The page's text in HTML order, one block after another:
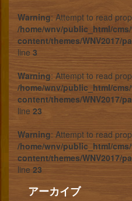
Warning: Attempt to read
/home/wnv/public_html/
content/themes/WNV2017/
line 3
Warning: Attempt to read
/home/wnv/public_html/
content/themes/WNV2017/
line 23
Warning: Attempt to read
/home/wnv/public_html/
content/themes/WNV2017/
line 23
アーカイブ